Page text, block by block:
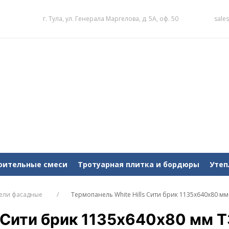
г. Тула, ул. Генерала Маргелова, д. 5А, оф. 50
смеси Тротуарная плитка и бордюры
фасадные Термопанель White Hills Сити брик 1135х640х80
брик 1135х640х80 мм